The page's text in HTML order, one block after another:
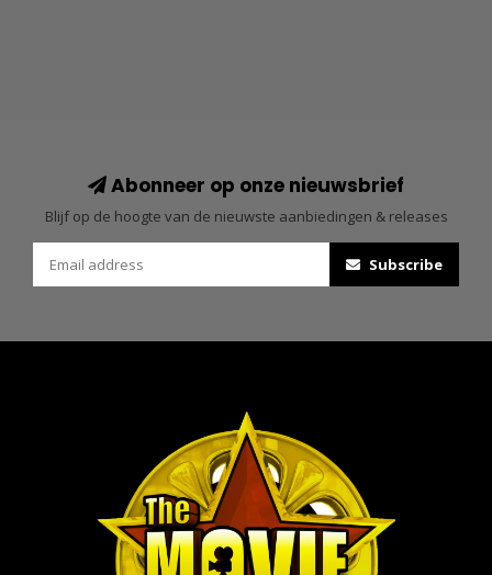
Abonneer op onze nieuwsbrief
Blijf op de hoogte van de nieuwste aanbiedingen & releases
Subscribe